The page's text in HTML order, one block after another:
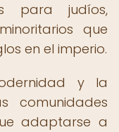
para judíos,
que
en el imperio.
y la
comunidades
adaptarse a